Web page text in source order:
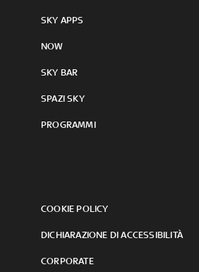
SKY APPS
NOW
SKY BAR
SPAZI SKY
PROGRAMMI
COOKIE POLICY
DICHIARAZIONE DI ACCESSIBILITÀ
CORPORATE